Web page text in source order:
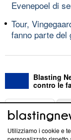
Evenepoel di
Tour,
fanno parte del
Blasting
contro le
ABOUT
Utilizziamo i cookie e